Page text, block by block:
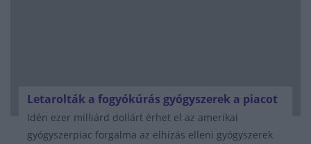
Letarolták a fogyókúrás gyógyszerek a piacot
Idén ezer milliárd dollárt érhet el az amerikai
gyógyszerpiac forgalma az elhízás elleni gyógyszerek